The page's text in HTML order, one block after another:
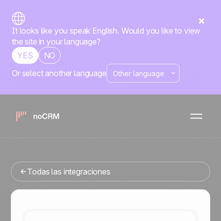
It looks like you speak English. Would you like to view
the site in your language?
YES
NO
Or select another language
Nativa Familia Positive
RapidmailxnoCRM
¿Buscas una herramienta de gestion de ventas que se
Todas las integraciones